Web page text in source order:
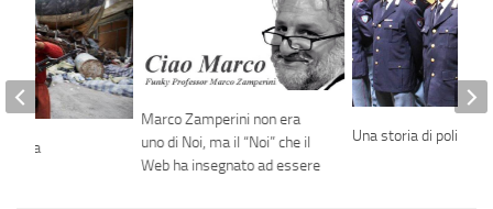
Marco Zamperini non era
uno di Noi, ma il “Noi” che il
Web ha insegnato ad essere
Una storia di poliziotti